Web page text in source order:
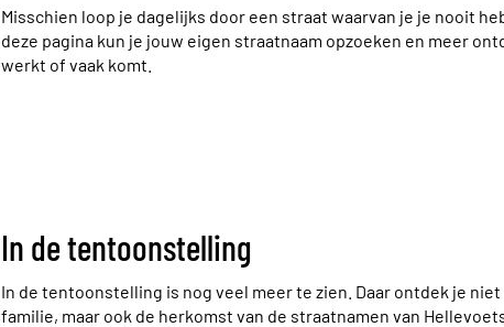
Misschien loop je dagelijks door een straat waarvan je je nooit
deze pagina kun je jouw eigen straatnaam opzoeken en meer
werkt of vaak komt.
In de tentoonstelling
In de tentoonstelling is nog veel meer te zien. Daar ontdek je
familie, maar ook de herkomst van de straatnamen van